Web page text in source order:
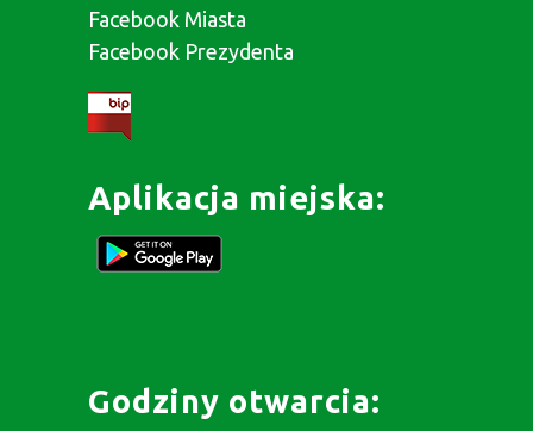
Facebook Miasta
Facebook Prezydenta
Aplikacja miejska:
Godziny otwarcia: